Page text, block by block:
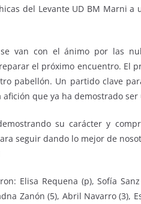
del Levante UD BM Marni
van con el ánimo por las
el próximo encuentro. El
pabellón. Un partido clave
que ya ha demostrado
su carácter y
seguir dando lo mejor de
Elisa Requena (p), Sofía
Zanón (5), Abril Navarro (3),